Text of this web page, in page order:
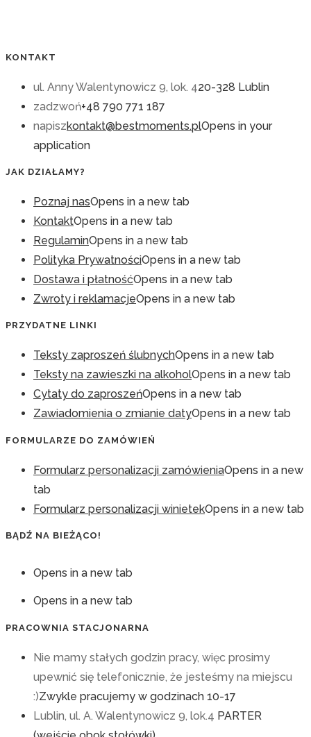
KONTAKT
ul. Anny Walentynowicz 9, lok. 420-328 Lublin
zadzwoń+48 790 771 187
napiszkontakt@bestmoments.plOpens in your
application
JAK DZIAŁAMY?
Poznaj nasOpens in a new tab
KontaktOpens in a new tab
RegulaminOpens in a new tab
Polityka PrywatnościOpens in a new tab
Dostawa i płatnośćOpens in a new tab
Zwroty i reklamacjeOpens in a new tab
PRZYDATNE LINKI
Teksty zaproszeń ślubnychOpens in a new tab
Teksty na zawieszki na alkoholOpens in a new tab
Cytaty do zaproszeńOpens in a new tab
Zawiadomienia o zmianie datyOpens in a new tab
FORMULARZE DO ZAMÓWIEŃ
Formularz personalizacji zamówieniaOpens in a new
tab
Formularz personalizacji winietekOpens in a new tab
BĄDŹ NA BIEŻĄCO!
Opens in a new tab
Opens in a new tab
PRACOWNIA STACJONARNA
Nie mamy stałych godzin pracy, więc prosimy
upewnić się telefonicznie, że jesteśmy na miejscu
:)Zwykle pracujemy w godzinach 10-17
Lublin, ul. A. Walentynowicz 9, lok.4 PARTER